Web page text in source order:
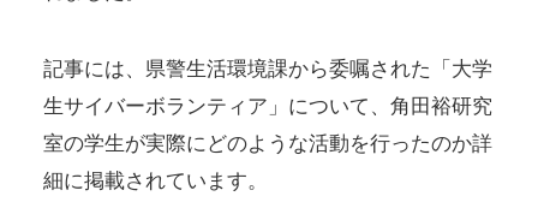
記事には、県警生活環境課から委嘱された「大学
生サイバーボランティア」について、角田裕研究
室の学生が実際にどのような活動を行ったのか詳
細に掲載されています。